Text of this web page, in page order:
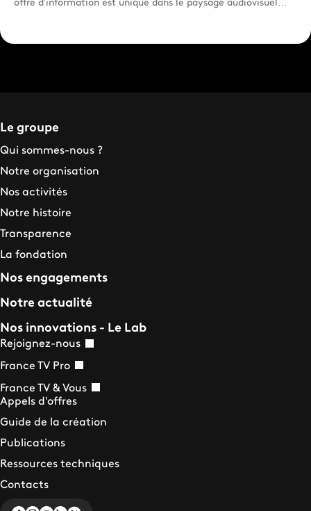
Le groupe
Qui sommes-nous ?
Notre organisation
Nos activités
Notre histoire
Transparence
La fondation
Nos engagements
Notre actualité
Nos innovations - Le Lab
Rejoignez-nous
France TV Pro
France TV & Vous
Appels d'offres
Guide de la création
Publications
Ressources techniques
Contacts